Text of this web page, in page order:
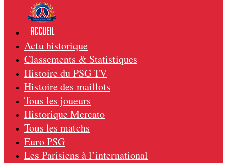
Actu historique
Classements & Statistiques
Histoire du PSG TV
Histoire des maillots
Tous les joueurs
Historique Mercato
Tous les matchs
Euro PSG
Les Parisiens à l’international